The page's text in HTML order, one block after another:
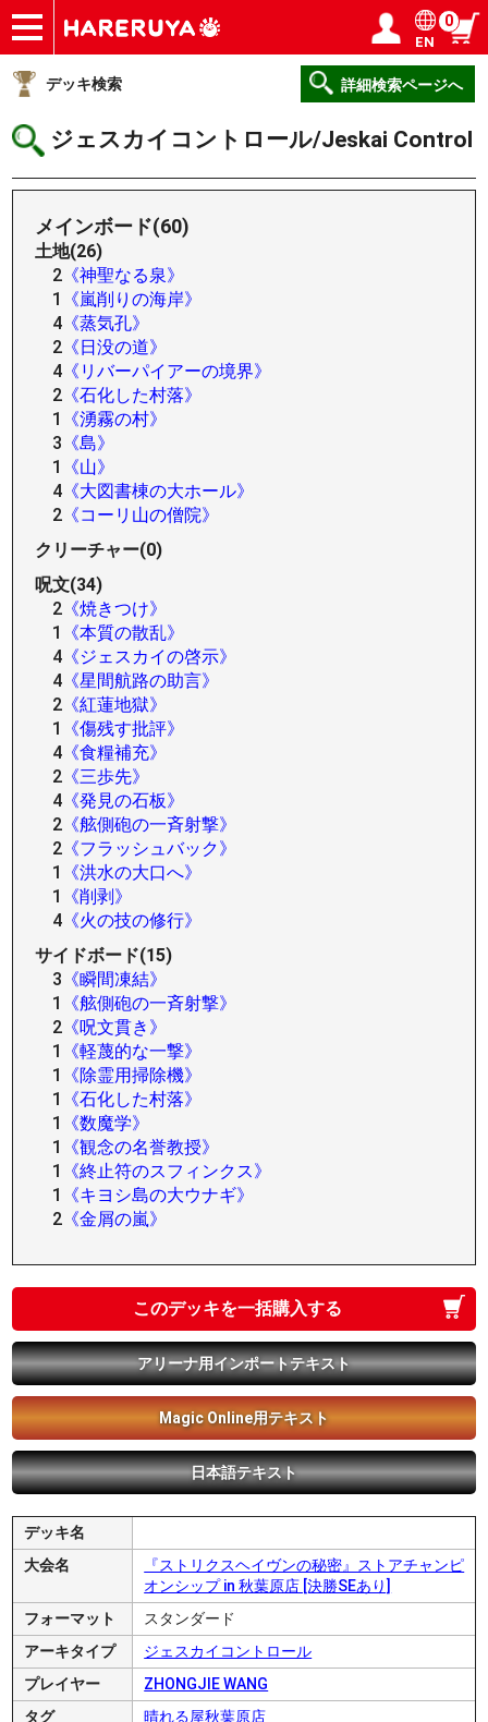
ショップ
買取
記事
デッキ検索
デッキ構築
選手一覧
店舗一覧
イベント
ヘルプ
お問い合わせ ログイン／会員登録
EN
0
デッキ検索 詳細検索ページへ
ジェスカイコントロール/Jeskai Control
メインボード(60)
土地(26)
2 《神聖なる泉》
1
《嵐削りの海岸》
4 《蒸気孔》
2 《日没の道》
4 《リバーパイアーの境界》
2 《石化した村落》
1
《湧霧の村》
3 《島》
1
《山》
4 《大図書棟の大ホール》
2 《コーリ山の僧院》
クリーチャー(0)
呪文(34)
2 《焼きつけ》
1
《本質の散乱》
4 《ジェスカイの啓示》
4 《星間航路の助言》
2 《紅蓮地獄》
1
《傷残す批評》
4 《食糧補充》
2 《三歩先》
4 《発見の石板》
2 《舷側砲の一斉射撃》
2 《フラッシュバック》
1
《洪水の大口へ》
1
《削剥》
4 《火の技の修行》
サイドボード(15)
3 《瞬間凍結》
1
《舷側砲の一斉射撃》
2 《呪文貫き》
1
《軽蔑的な一撃》
1
《除霊用掃除機》
1
《石化した村落》
1
《数魔学》
1
《観念の名誉教授》
1
《終止符のスフィンクス》
1
《キヨシ島の大ウナギ》
2 《金屑の嵐》
このデッキを一括購入する
アリーナ用インポートテキスト
Magic Online用テキスト
日本語テキスト
デッキ名
大会名
『ストリクスヘイヴンの秘密』ストアチャンピ
オンシップ in 秋葉原店 [決勝SEあり]
フォーマット
スタンダード
アーキタイプ
ジェスカイコントロール
プレイヤー
ZHONGJIE WANG
タグ
晴れる屋秋葉原店